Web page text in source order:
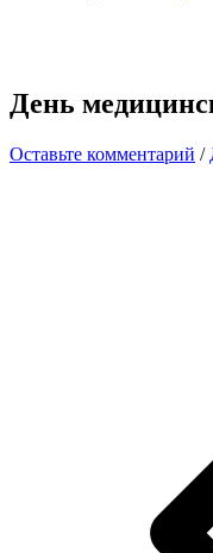
День
Оставьте комментарий /